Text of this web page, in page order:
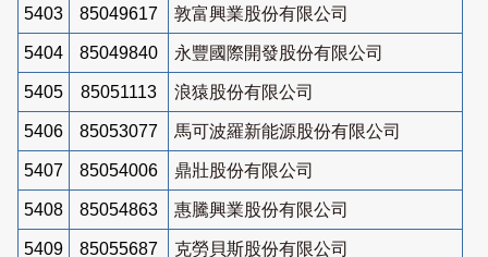
5403 85049617 敦富興業股份有限公司
5404 85049840 永豐國際開發股份有限公司
5405 85051113 浪猿股份有限公司
5406 85053077 馬可波羅新能源股份有限公司
5407 85054006 鼎壯股份有限公司
5408 85054863 惠騰興業股份有限公司
5409 85055687 克勞貝斯股份有限公司